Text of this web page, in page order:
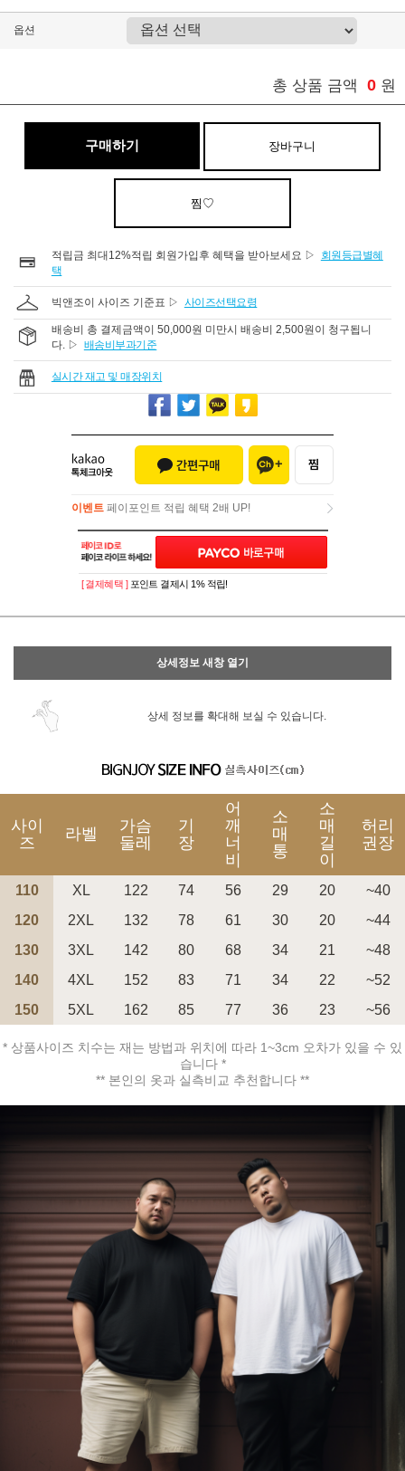
옵션
총 상품 금액 0 원
구매하기 장바구니
찜♡
적립금 최대12%적립 회원가입후 혜택을 받아보세요 ▷
회원등급별혜
택
빅앤조이 사이즈 기준표 ▷ 사이즈선택요령
배송비 총 결제금액이 50,000원 미만시 배송비 2,500원이 청구됩니
다. ▷ 배송비부과기준
실시간 재고 및 매장위치
이벤트 페이포인트 적립 혜택 2배 UP!
이벤트페이포인트 적립 혜택 2배 UP!
페이코 ID로 페
[ 결제혜택 ] 포인트 결제시 1% 적립!
상세정보 새창 열기
상세 정보를 확대해 보실 수 있습니다.
사이
즈
라벨
가슴
둘레
기
장
어
깨
너
비
소
매
통
소
매
길
이
허리
권장
110 XL 122 74 56 29 20
~40
120
2XL 132 78 61 30 20
~44
130
3XL 142 80 68 34 21
~48
140
4XL 152 83 71 34 22
~52
150
5XL 162 85 77 36 23 ~56
* 상품사이즈 치수는 재는 방법과 위치에 따라 1~3cm 오차가 있을 수 있
습니다 *
** 본인의 옷과 실측비교 추천합니다 **